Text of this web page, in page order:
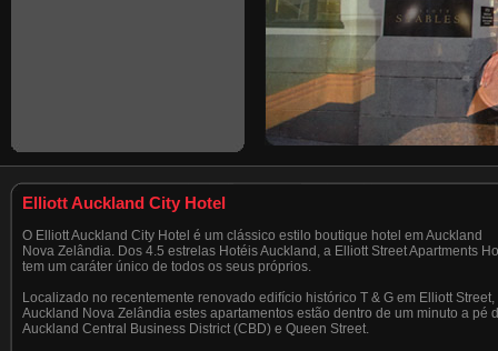
Elliott Auckland City Hotel
O Elliott Auckland City Hotel é um clássico estilo boutique hotel em Auckland
Nova Zelândia. Dos 4.5 estrelas Hotéis Auckland, a Elliott Street Apartments
tem um caráter único de todos os seus próprios.
Localizado no recentemente renovado edifício histórico T & G em Elliott Street,
Auckland Nova Zelândia estes apartamentos estão dentro de um minuto a pé
Auckland Central Business District (CBD) e Queen Street.